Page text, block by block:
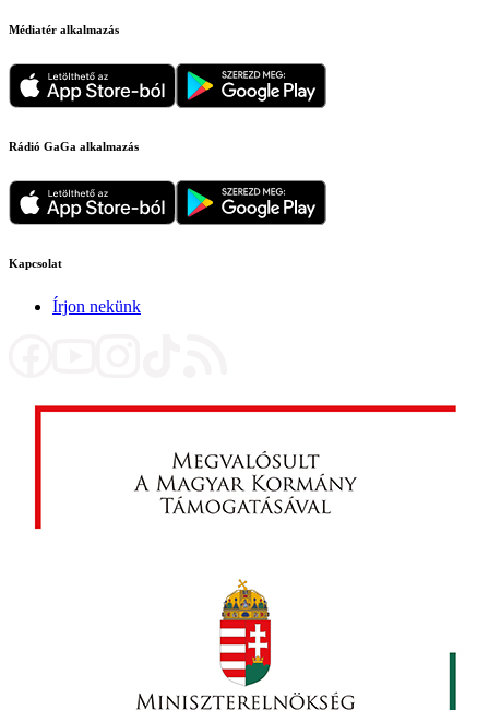
Médiatér alkalmazás
Rádió GaGa alkalmazás
Kapcsolat
Írjon nekünk